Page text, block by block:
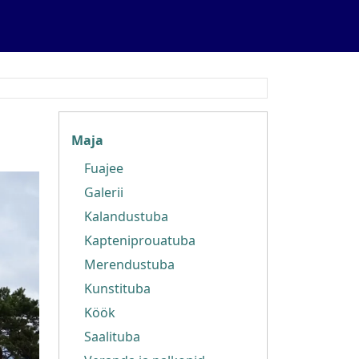
Õueala
Maja
Fuajee
Galerii
Kalandustuba
Kapteniprouatuba
Merendustuba
Kunstituba
Köök
Saalituba